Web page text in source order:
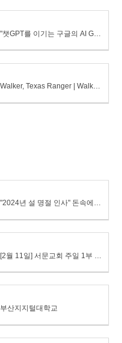
"챗GPT를 이기는 구글의 AI Gemini😲"
Walker, Texas Ranger | Walker VS Chinese Martial Art Masters (ft. Chuck Norris) | Wild Westerns
"2024년 설 명절 인사" 돈속에서 만나요 바이네르 김원길 회장
부산지지털대학교